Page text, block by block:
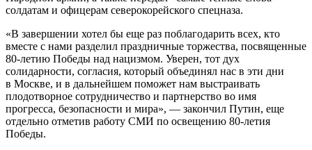
солдатам и офицерам северокорейского спецназа.
«В завершении хотел бы еще раз поблагодарить всех, кто
вместе с нами разделил праздничные торжества, посвященные
80-летию Победы над нацизмом. Уверен, тот дух
солидарности, согласия, который объединял нас в эти дни
в Москве, и в дальнейшем поможет нам выстраивать
плодотворное сотрудничество и партнерство во имя
прогресса, безопасности и мира», — закончил Путин, еще
отдельно отметив работу СМИ по освещению 80-летия
Победы.